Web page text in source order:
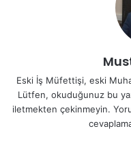
Eski İş Müfettişi, eski
Lütfen, okuduğunuz bu
iletmekten çekinmeyin.